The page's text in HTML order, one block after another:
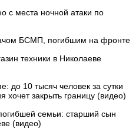
с места ночной атаки по
БСМП, погибшим на фронте
техники в Николаеве
до 10 тысяч человек за сутки
закрыть границу (видео)
семьи: старший сын
(видео)